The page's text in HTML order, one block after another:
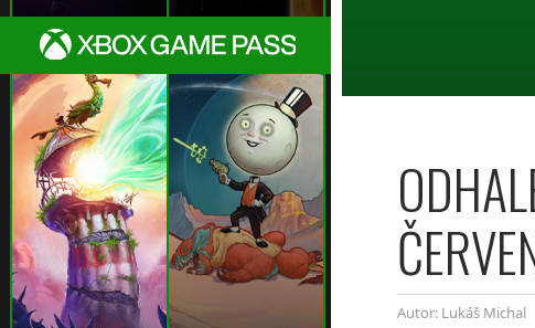
Autor: Lukáš Michal